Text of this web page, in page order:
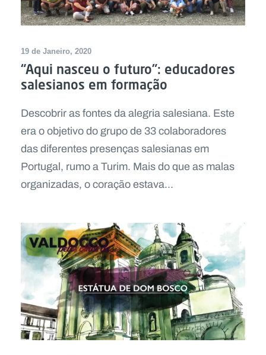
19 de Janeiro, 2020
“Aqui nasceu o futuro”: educadores
salesianos em formação
Descobrir as fontes da alegria salesiana. Este
era o objetivo do grupo de 33 colaboradores
das diferentes presenças salesianas em
Portugal, rumo a Turim. Mais do que as malas
organizadas, o coração estava...